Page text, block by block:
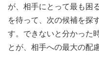
が、相手にとって最も困
を待って、次の候補を探
す。できないと分かった
とが、相手への最大の配